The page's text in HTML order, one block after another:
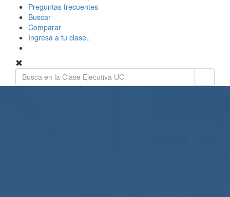
Preguntas frecuentes
Buscar
Comparar
Ingresa a tu clase..